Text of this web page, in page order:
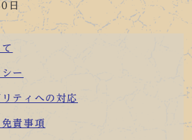
日
ー
ティへの対応
責事項